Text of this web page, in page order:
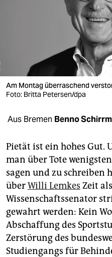
verlag
verlag
shop
fragen & hilfe
unterstützen
abo
genossenschaft
epaper login
Am Montag überraschend
Foto: Britta Petersen/dpa
Aus Bremen Benno
Pietät ist ein hohes Gut.
man über Tote
sagen und zu schreiben
überWilli Lemkes Zeit
Wissenschaftssenator
gewahrt werden: Kein
Abschaffung des
Zerstörung des
Studiengangs für